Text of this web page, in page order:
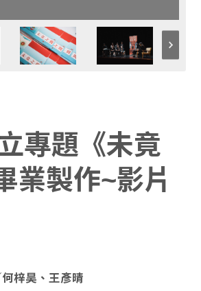
專題《未竟
業製作~影片
梓昊、王彥晴